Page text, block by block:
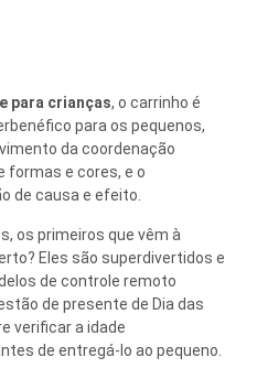
para crianças, o carrinho é
para os pequenos,
da coordenação
formas e cores, e o
de causa e efeito.
os primeiros que vêm à
Eles são superdivertidos e
de controle remoto
de presente de Dia das
verificar a idade
de entregá-lo ao pequeno.